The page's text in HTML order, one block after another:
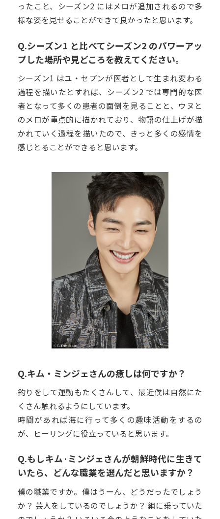
ったこと、シーズン2 にはメロが追加されるので多
様な姿を見せることができて良かったと思います。
Q.シーズン1 と比べてシーズン2 のパワーアッ
プした場所や見どころを教えてください。
シーズン1 はユ・セプンが医者として生まれ変わる
過程を描いたとすれば、シーズン2 では専門的な医
者となって多くの患者の面倒を見ることと、ウヌと
のメロが重点的に描かれており、物語の仕上げが描
かれていく過程を描いたので、きっと多くの感情を
感じとることができると思います。
Q.キム・ミンジェさんの癒しは何ですか？
釣りをして運動もたくさんして、最近僕は自然にた
くさん触れるようにしています。
時間があれば海に行って多くの趣味活動をするの
が、ヒーリングに役立っていると思います。
Q.もしキム·ミンジェさんが朝鮮時代に生きて
いたら、どんな職業を選んだと思いますか？
僕の職業ですか。僕はうーん、どうだったでしょう
か？ 芸人をしているのでしょうか？ 綱に乗っていた